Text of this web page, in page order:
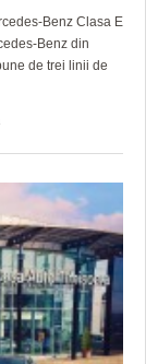
Benz Clasa E
Benz din
de trei linii de